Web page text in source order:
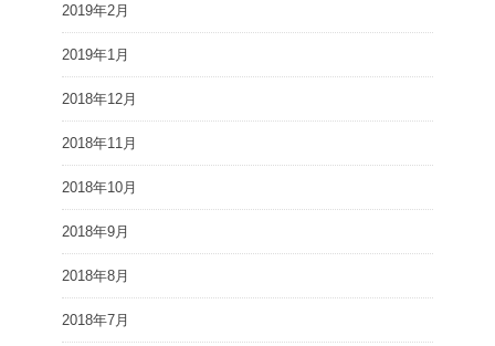
2019年2月
2019年1月
2018年12月
2018年11月
2018年10月
2018年9月
2018年8月
2018年7月